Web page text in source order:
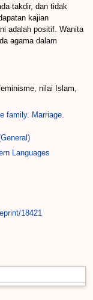
takdir, dan tidak
kajian
adalah positif. Wanita
agama dalam
nilai Islam,
family. Marriage.
Languages
18421